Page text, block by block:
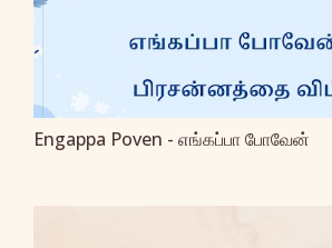
Engappa Poven - எங்கப்பா போவேன்